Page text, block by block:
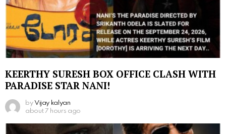
KEERTHY SURESH BOX OFFICE CLASH WITH
PARADISE STAR NANI!
by Vijay kalyan
about 7 hours ago